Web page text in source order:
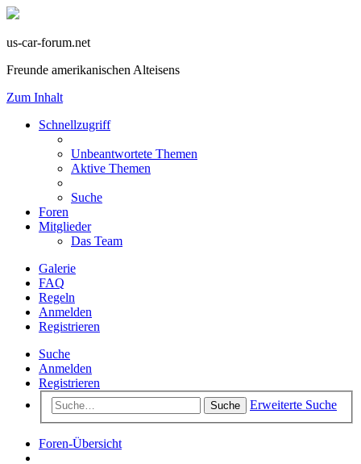
us-car-forum.net
Freunde amerikanischen Alteisens
Zum Inhalt
Schnellzugriff
Unbeantwortete Themen
Aktive Themen
Suche
Foren
Mitglieder
Das Team
Galerie
FAQ
Regeln
Anmelden
Registrieren
Suche
Anmelden
Registrieren
Suche Erweiterte Suche
Foren-Übersicht